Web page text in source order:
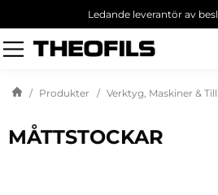
Ledande leverantör av
Sök
produkt
Produkter Verktyg, Maskiner &
MÅTTSTOCKAR